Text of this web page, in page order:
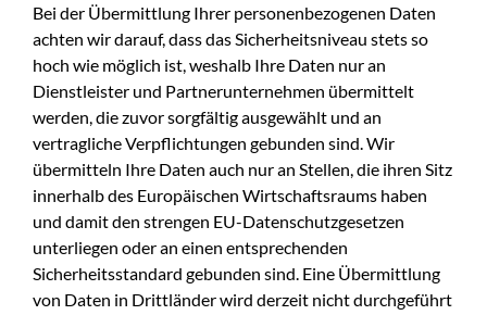
Bei der Übermittlung Ihrer personenbezogenen Daten
achten wir darauf, dass das Sicherheitsniveau stets so
hoch wie möglich ist, weshalb Ihre Daten nur an
Dienstleister und Partnerunternehmen übermittelt
werden, die zuvor sorgfältig ausgewählt und an
vertragliche Verpflichtungen gebunden sind. Wir
übermitteln Ihre Daten auch nur an Stellen, die ihren Sitz
innerhalb des Europäischen Wirtschaftsraums haben
und damit den strengen EU-Datenschutzgesetzen
unterliegen oder an einen entsprechenden
Sicherheitsstandard gebunden sind. Eine Übermittlung
von Daten in Drittländer wird derzeit nicht durchgeführt